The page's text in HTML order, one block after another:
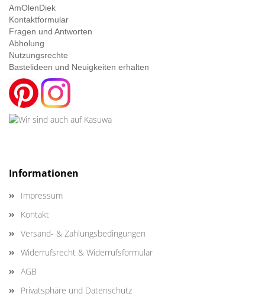
AmOlenDiek
Kontaktformular
Fragen und Antworten
Abholung
Nutzungsrechte
Bastelideen und Neuigkeiten erhalten
Informationen
Impressum
Kontakt
Versand- & Zahlungsbedingungen
Widerrufsrecht & Widerrufsformular
AGB
Privatsphäre und Datenschutz